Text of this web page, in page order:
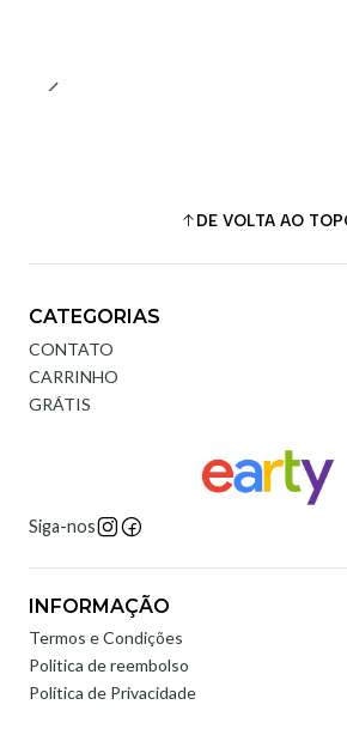
DE VOLTA AO
CATEGORIAS
CONTATO
CARRINHO
GRÁTIS
Siga-nos
INFORMAÇÃO
Termos e Condições
Politica de reembolso
Política de Privacidade